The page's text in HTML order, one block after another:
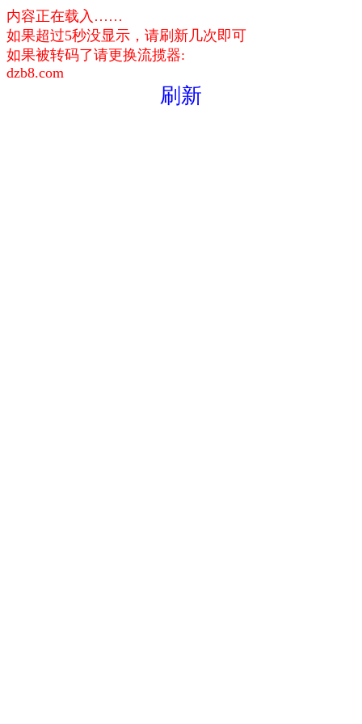
内容正在载入……
如果超过5秒没显示，请刷新几次即可
如果被转码了请更换流揽器:
dzb8.com
刷新